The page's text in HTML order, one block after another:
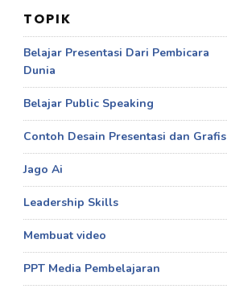
TOPIK
Belajar Presentasi Dari Pembicara
Dunia
Belajar Public Speaking
Contoh Desain Presentasi dan Grafis
Jago Ai
Leadership Skills
Membuat video
PPT Media Pembelajaran